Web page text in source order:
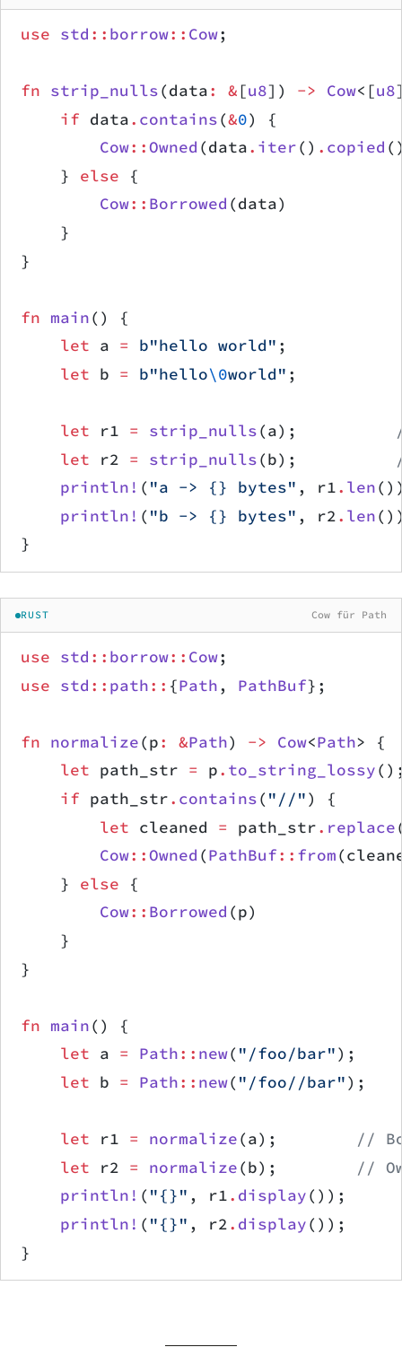
use std :: borrow:: Cow;
fn strip_nulls(data: &[u8]) -> Cow<[u8
    if
data. contains(&0) {
        Cow
::Owned (data. iter() . copied
    }
else {
        Cow
:: Borrowed (data)
    }
}
fn main() {
    let
a = b"hello world" ;
    let
b = b"hello\0world" ;
    let
r1 = strip_nulls(a);
    let
r2 = strip_nulls(b);
    println!
( "a -> {} bytes" , r1. len
    println!
( "b -> {} bytes" , r2. len
}
RUST Cow für Path
use std :: borrow:: Cow;
use std :: path:: {Path, PathBuf};
fn normalize(p: &Path) -> Cow<Path> {
    let
path_str = p. to_string_lossy
    if
path_str. contains( "//") {
        let
cleaned = path_str. replace
        Cow
::Owned (PathBuf:: from
    }
else {
        Cow
:: Borrowed (p)
    }
}
fn main() {
    let
a = Path:: new( "/foo/bar");
    let
b = Path:: new( "/foo//bar");
    let
r1 = normalize(a);
//
    let
r2 = normalize(b);
//
    println!
( "{}" , r1. display());
    println!
( "{}" , r2. display());
}